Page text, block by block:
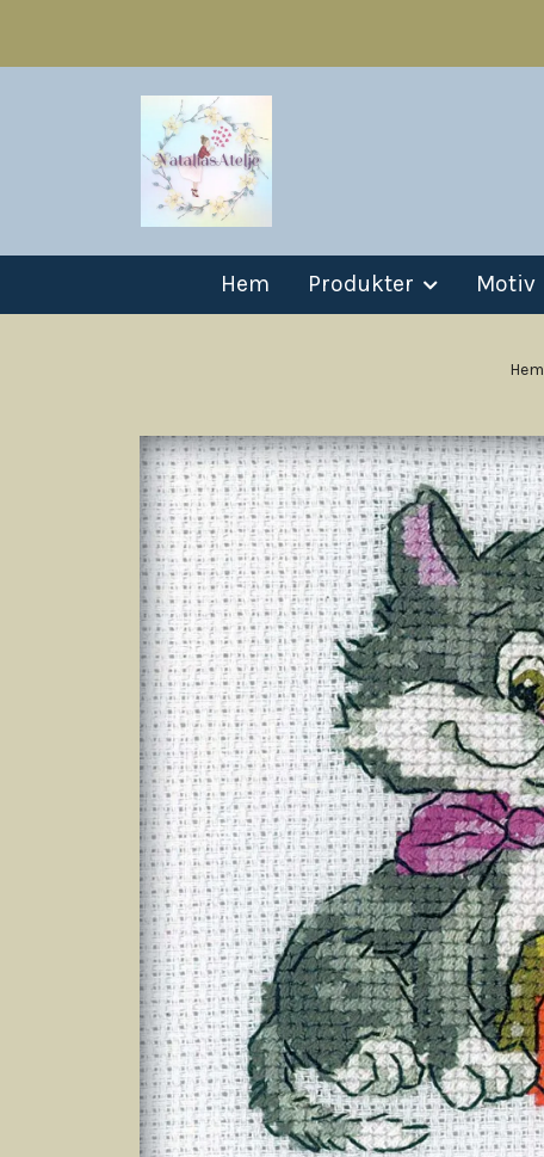
Hem Produkter Motiv
Hem